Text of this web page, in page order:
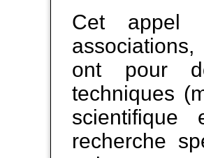
Cet appel
ont pour
techniques
scientifique
recherche